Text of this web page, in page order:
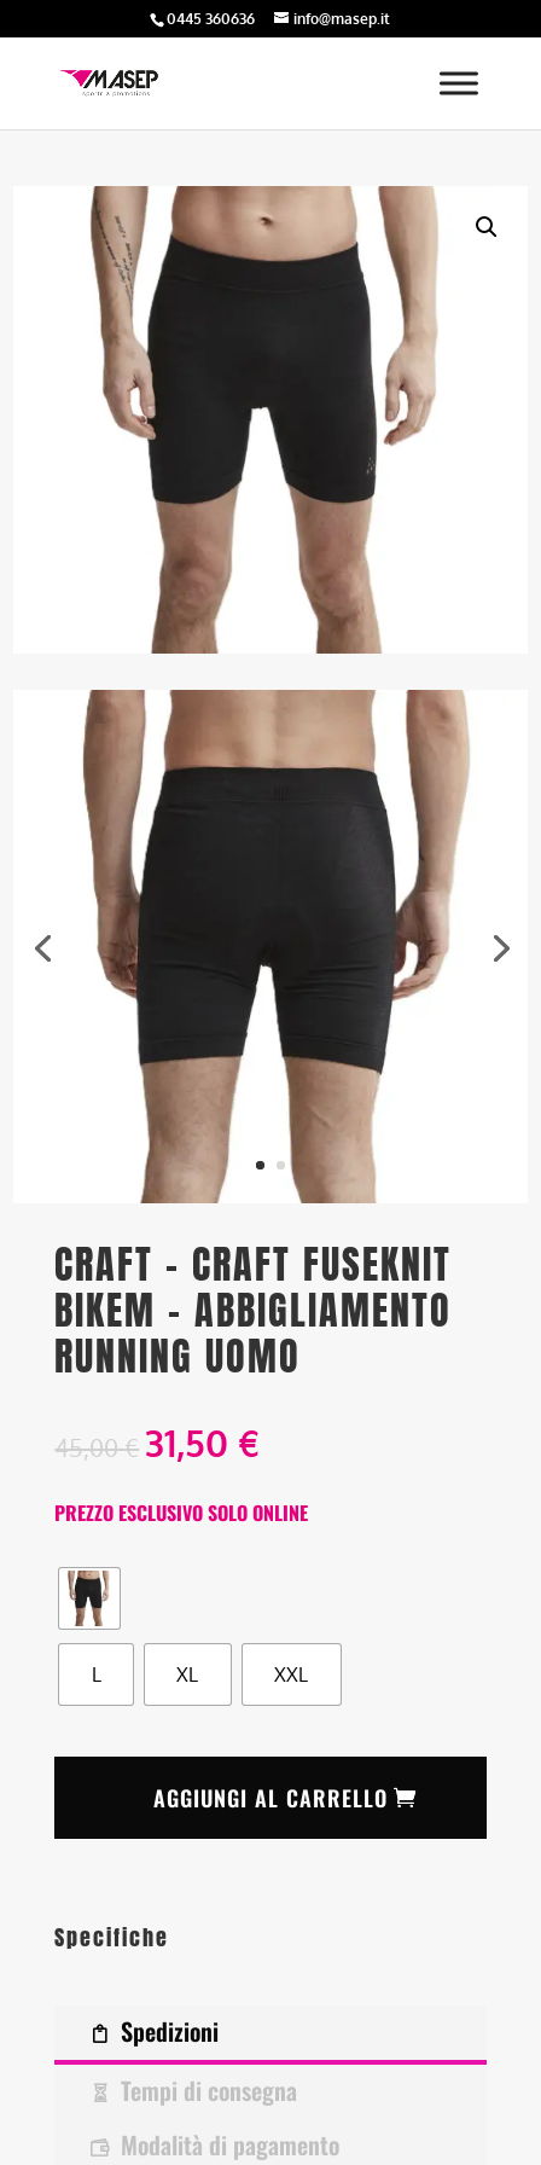
0445 360636 info@masep.it
CRAFT – CRAFT FUSEKNIT
BIKEM – ABBIGLIAMENTO
RUNNING UOMO
45,00€ 31,50 €
PREZZO ESCLUSIVO SOLO ONLINE
L XL XXL
AGGIUNGI AL CARRELLO
Specifiche
Spedizioni
Tempi di consegna
Modalità di pagamento